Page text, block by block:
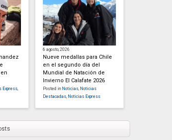
Express,
6 agosto, 2026
Nueve medallas para Chile
en el segundo día del
Mundial de Natación de
Invierno El Calafate 2026
Posted in Noticias, Noticias
Destacadas, Noticias Express